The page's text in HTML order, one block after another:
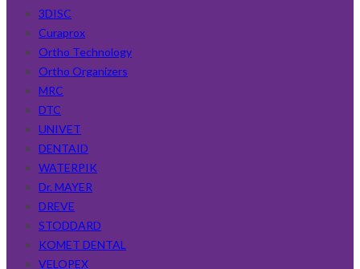
3DISC
Curaprox
Ortho Technology
Ortho Organizers
MRC
DTC
UNIVET
DENTAID
WATERPIK
Dr. MAYER
DREVE
STODDARD
KOMET DENTAL
VELOPEX